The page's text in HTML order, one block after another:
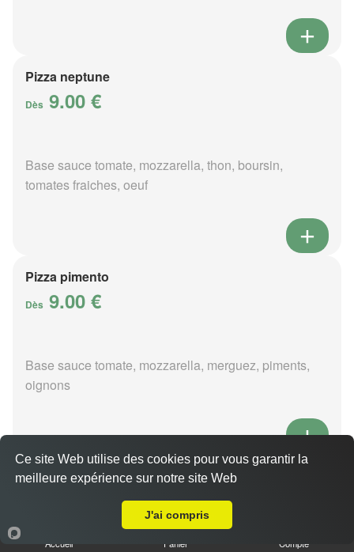
Pizza neptune
Dès 9.00 €
Base sauce tomate, mozzarella, thon, boursin,
tomates fraiches, oeuf
Pizza pimento
Dès 9.00 €
Base sauce tomate, mozzarella, merguez, piments,
oignons
Pizza poivre
Accueil Panier Compte
Ce site Web utilise des cookies pour vous garantir la
meilleure expérience sur notre site Web
J'ai compris